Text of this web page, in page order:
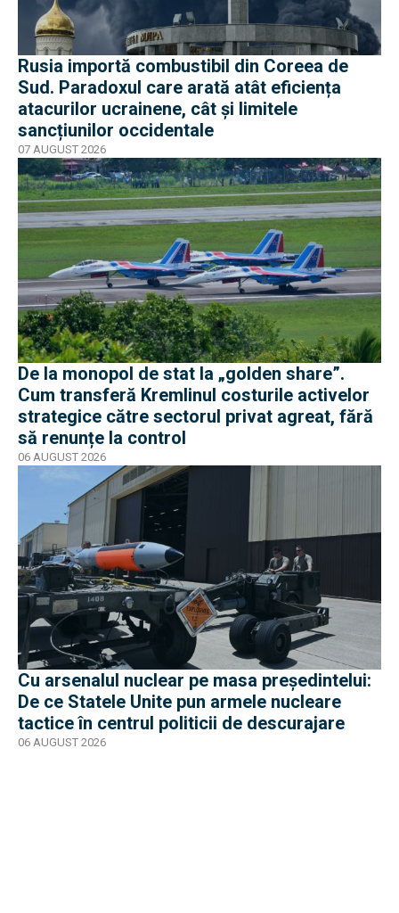
Rusia importă combustibil din Coreea de
Sud. Paradoxul care arată atât eficiența
atacurilor ucrainene, cât și limitele
sancțiunilor occidentale
07 AUGUST 2026
De la monopol de stat la „golden share”.
Cum transferă Kremlinul costurile activelor
strategice către sectorul privat agreat, fără
să renunțe la control
06 AUGUST 2026
Cu arsenalul nuclear pe masa preşedintelui:
De ce Statele Unite pun armele nucleare
tactice în centrul politicii de descurajare
06 AUGUST 2026